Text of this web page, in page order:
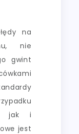
na
nie
gwint
jak i
jest